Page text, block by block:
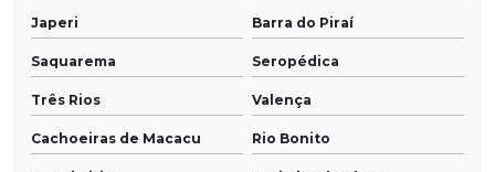
Japeri Barra do Piraí
Saquarema Seropédica
Três Rios Valença
Cachoeiras de Macacu Rio Bonito